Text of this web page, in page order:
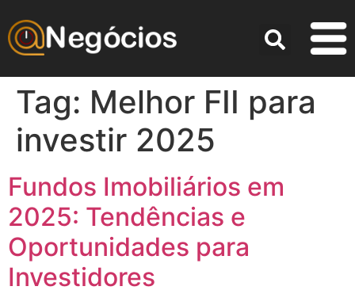
Tag: Melhor FII para
investir 2025
Fundos Imobiliários em
2025: Tendências e
Oportunidades para
Investidores